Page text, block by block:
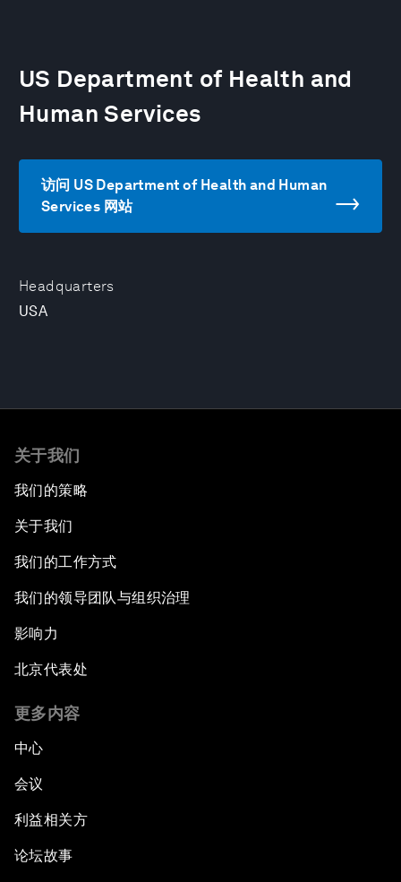
Headquarters
USA
US Department of Health and
Human Services
访问 US Department of Health and Human
Services 网站
关于我们
我们的策略
关于我们
我们的工作方式
我们的领导团队与组织治理
影响力
北京代表处
更多内容
中心
会议
利益相关方
论坛故事